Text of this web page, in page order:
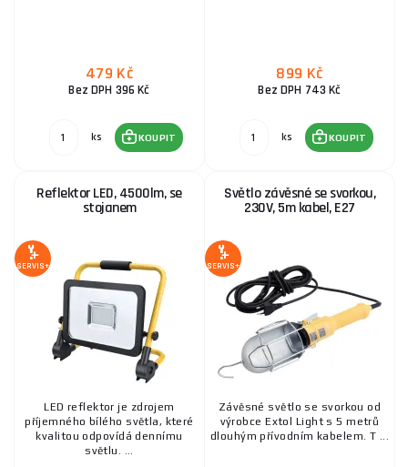
479 Kč
Bez DPH 396 Kč
ks KOUPIT
899 Kč
Bez DPH 743 Kč
ks KOUPIT
Reflektor LED, 4500lm, se
stojanem
SERVIS+
LED reflektor je zdrojem
příjemného bílého světla, které
kvalitou odpovídá dennímu
světlu. ...
Světlo závěsné se svorkou,
230V, 5m kabel, E27
SERVIS+
Závěsné světlo se svorkou od
výrobce Extol Light s 5 metrů
dlouhým přívodním kabelem. T ...